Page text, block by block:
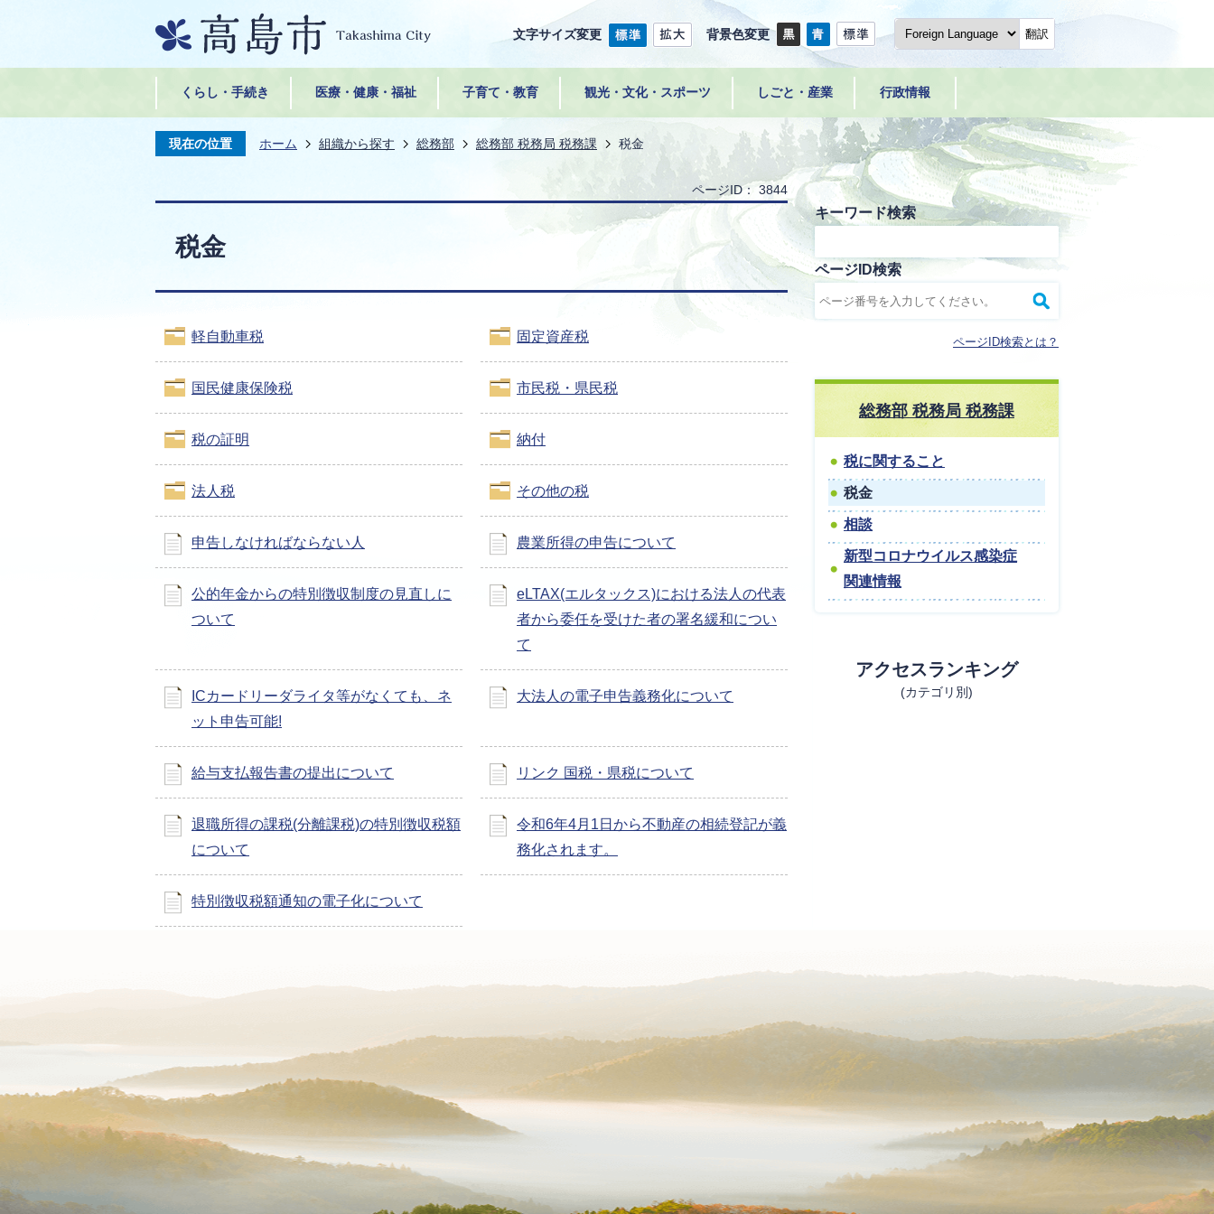
文字サイズ変更 背景色変更 翻訳
くらし・手続き 医療・健康・福祉 子育て・教育 観光・文化・スポーツ しごと・産業 行政情報
現在の位置 ホーム 組織から探す 総務部 総務部 税務局 税務課 税金
ページID： 3844
税金
軽自動車税 固定資産税
国民健康保険税 市民税・県民税
税の証明 納付
法人税 その他の税
申告しなければならない人 農業所得の申告について
公的年金からの特別徴収制度の見直しに
ついて
eLTAX(エルタックス)における法人の代表
者から委任を受けた者の署名緩和につい
て
ICカードリーダライタ等がなくても、ネ
ット申告可能!
大法人の電子申告義務化について
給与支払報告書の提出について リンク 国税・県税について
退職所得の課税(分離課税)の特別徴収税額
について
令和6年4月1日から不動産の相続登記が義
務化されます。
特別徴収税額通知の電子化について
キーワード検索
ページID検索
ページID検索とは？
総務部 税務局 税務課
税に関すること
税金
相談
新型コロナウイルス感染症
関連情報
アクセスランキング
(カテゴリ別)